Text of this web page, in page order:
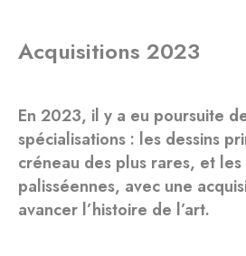
Acquisitions 2023
En 2023, il y a eu poursuite
spécialisations : les dessins
créneau des plus rares, et
palisséennes, avec une
avancer l’histoire de l’art.